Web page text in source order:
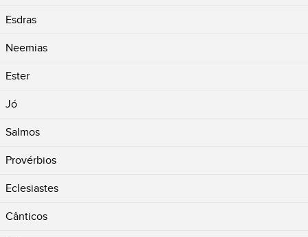
Esdras
Neemias
Ester
Jó
Salmos
Provérbios
Eclesiastes
Cânticos